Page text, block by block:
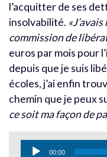
l’acquitter de ses
insolvabilité.
commission de
euros par mois pour
depuis que je suis
écoles, j’ai enfin
chemin que je peux
ce soit ma façon de
Lecteur
00:00